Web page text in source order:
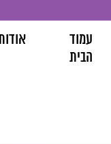
עמוד
הבית